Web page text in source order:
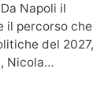
Napoli il
il percorso che
del 2027,
Nicola…